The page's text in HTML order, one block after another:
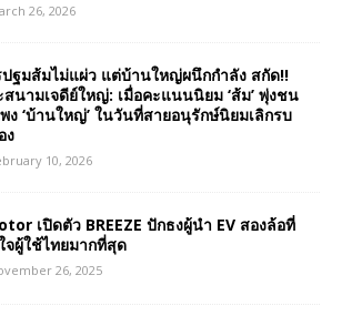
26, 2026
ฐมส้มไม่แผ่ว แต่บ้านใหญ่ผนึกกำลัง สกัด!!
สนามเจดีย์ใหญ่: เมื่อคะแนนนิยม ‘ส้ม’ พุ่งชน
ง ‘บ้านใหญ่’ ในวันที่สายอนุรักษ์นิยมเลิกรบ
ง
10, 2026
เปิดตัว BREEZE ปักธงผู้นำ EV สองล้อที่
จผู้ใช้ไทยมากที่สุด
26, 2025